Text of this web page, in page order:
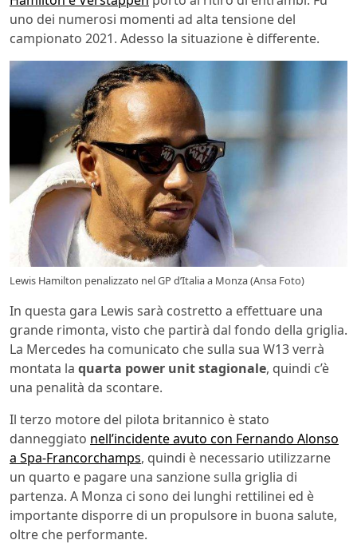
uno dei numerosi momenti ad alta tensione del
campionato 2021. Adesso la situazione è differente.
Lewis Hamilton penalizzato nel GP d’Italia a Monza (Ansa Foto)
In questa gara Lewis sarà costretto a effettuare una
grande rimonta, visto che partirà dal fondo della griglia.
La Mercedes ha comunicato che sulla sua W13 verrà
montata la quarta power unit stagionale, quindi c’è
una penalità da scontare.
Il terzo motore del pilota britannico è stato
danneggiato nell’incidente avuto con Fernando Alonso
a Spa-Francorchamps, quindi è necessario utilizzarne
un quarto e pagare una sanzione sulla griglia di
partenza. A Monza ci sono dei lunghi rettilinei ed è
importante disporre di un propulsore in buona salute,
oltre che performante.